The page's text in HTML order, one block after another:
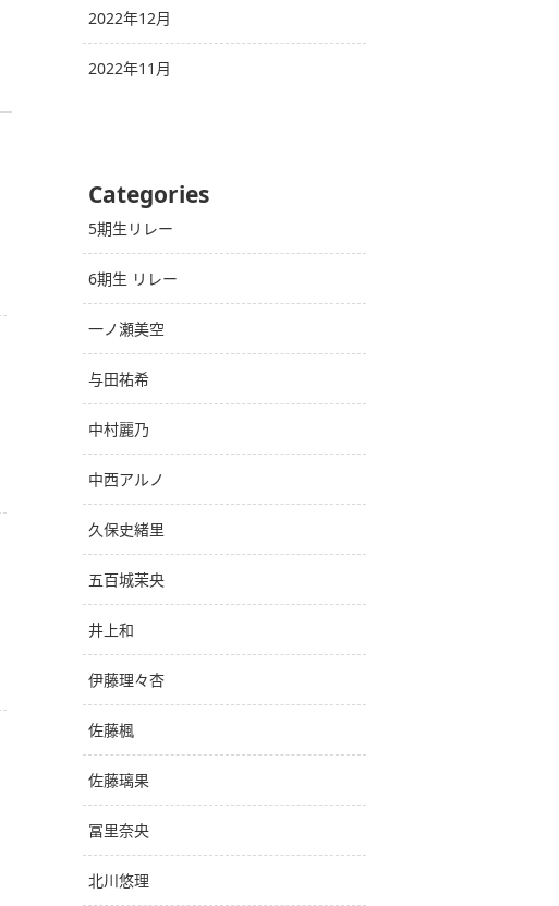
2022年12月
2022年11月
Categories
5期生リレー
6期生 リレー
一ノ瀬美空
与田祐希
中村麗乃
中西アルノ
久保史緒里
五百城茉央
井上和
伊藤理々杏
佐藤楓
佐藤璃果
冨里奈央
北川悠理